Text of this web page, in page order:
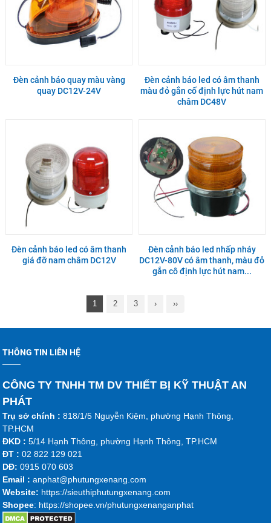
Đèn cảnh báo quay màu vàng
quay DC12V-24V
Đèn cảnh báo led có âm thanh
màu đỏ gắn cố định lực hút nam
châm DC48V
Đèn cảnh báo led có âm thanh
giá đỡ nam châm DC12V
Đèn cảnh báo led nhấp nháy
DC12V-80V có âm thanh, màu đỏ
gắn cô định lực hút nam...
1 2 3 › ››
THÔNG TIN LIÊN HỆ
CÔNG TY TNHH TM DV THIẾT BỊ KỸ THUẬT AN
PHÁT
Trụ sở chính : 818/1/5 Nguyễn Kiệm, phường Hạnh Thông,
TP.HCM
ĐKD :5/14 Hạnh Thông, phường Hạnh Thông, TP.HCM
ĐT : 02 822 129 021
DĐ:0915 070 603
Email :anphat@phutungxenang.com
Website: https://sieuthiphutungxenang.com
Shopee: https://shopee.vn/phutungxenanganphat